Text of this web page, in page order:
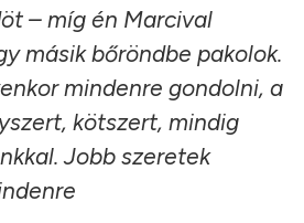
– míg én Marcival
másik bőröndbe pakolok.
mindenre gondolni, a
kötszert, mindig
Jobb szeretek